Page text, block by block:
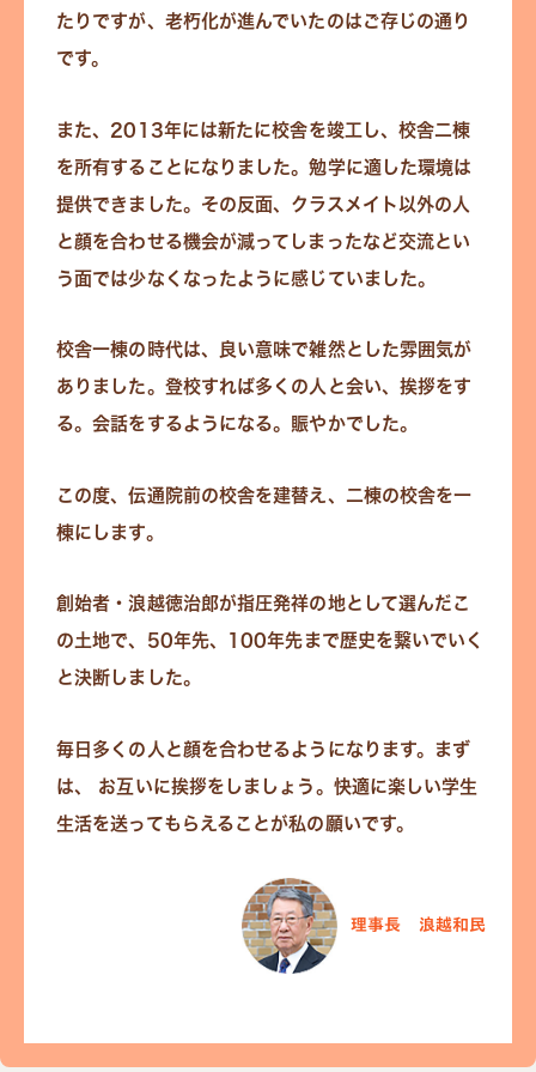
たりですが、老朽化が進んでいたのはご存じの通り
です。
また、2013年には新たに校舎を竣工し、校舎二棟
を所有することになりました。勉学に適した環境は
提供できました。その反面、クラスメイト以外の人
と顔を合わせる機会が減ってしまったなど交流とい
う面では少なくなったように感じていました。
校舎一棟の時代は、良い意味で雑然とした雰囲気が
ありました。登校すれば多くの人と会い、挨拶をす
る。会話をするようになる。賑やかでした。
この度、伝通院前の校舎を建替え、二棟の校舎を一
棟にします。
創始者・浪越徳治郎が指圧発祥の地として選んだこ
の土地で、50年先、100年先まで歴史を繋いでいく
と決断しました。
毎日多くの人と顔を合わせるようになります。まず
は、 お互いに挨拶をしましょう。快適に楽しい学生
生活を送ってもらえることが私の願いです。
理事長 浪越和民